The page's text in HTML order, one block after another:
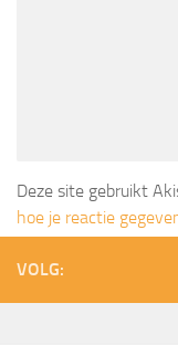
Deze site gebruikt
hoe je reactie
VOLG: